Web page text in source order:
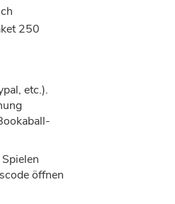
250
etc.).
öffnen